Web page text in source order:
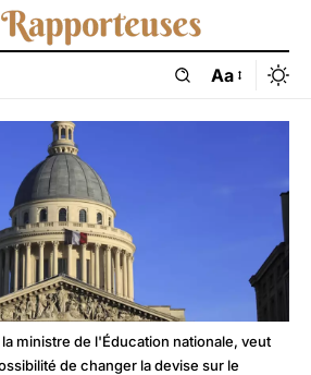
Aa
ministre de l'Éducation nationale, veut
de changer la devise sur le